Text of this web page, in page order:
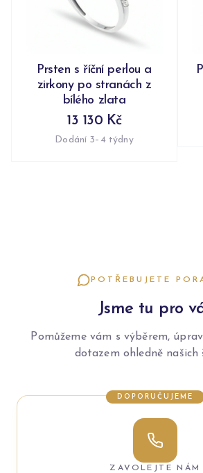
Prsten s říční perlou a
zirkony po stranách z
bílého zlata
13 130 Kč
Dodání 3–4 týdny
POTŘEBUJETE
Jsme tu pro
Pomůžeme vám s výběrem,
dotazem ohledně našich
DOPORUČUJEME
ZAVOLEJTE NÁM